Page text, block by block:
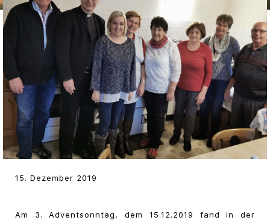
15. Dezember 2019
Am 3. Adventsonntag, dem 15.12.2019 fand in der